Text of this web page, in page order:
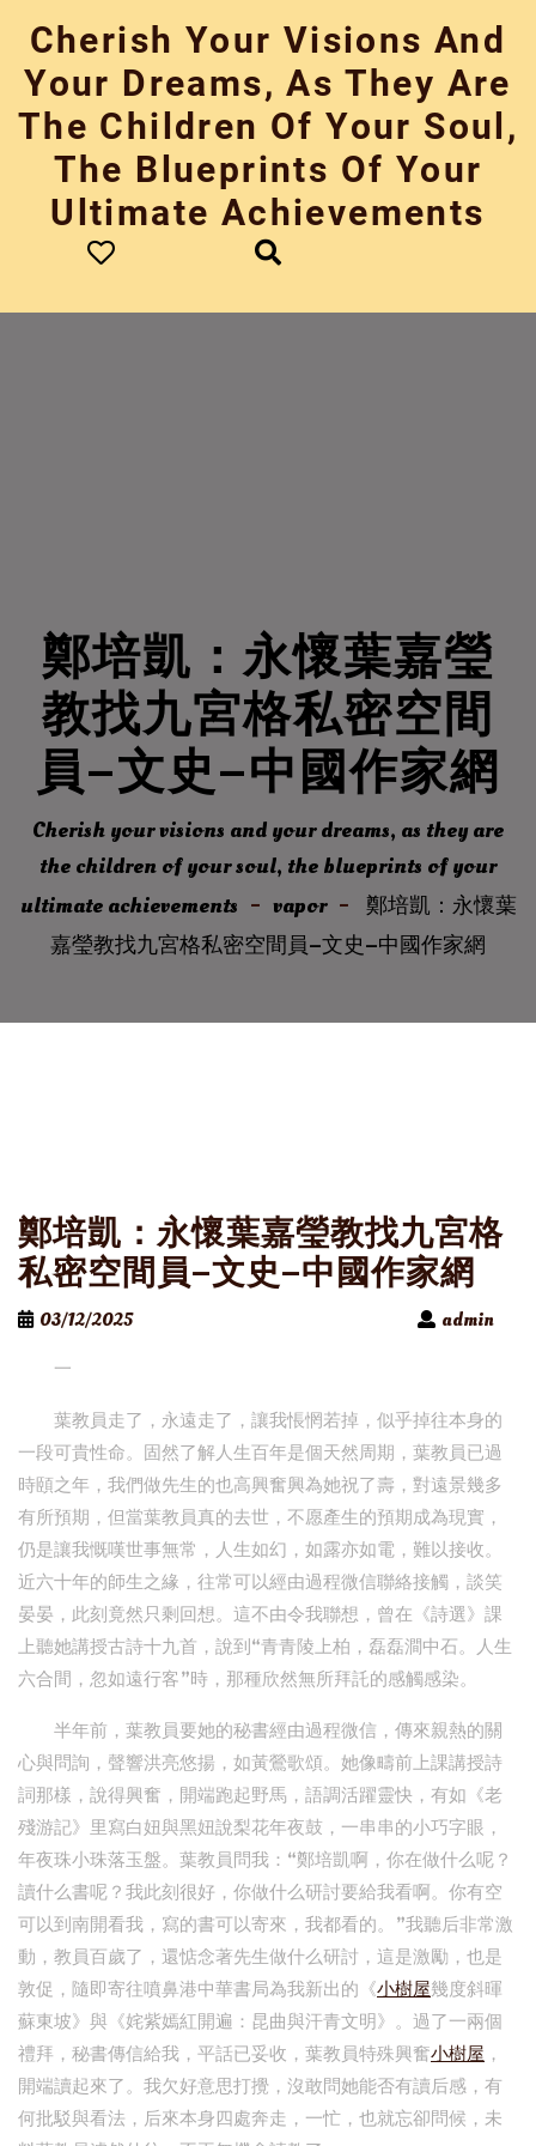
content
Cherish Your Visions And
Your Dreams, As They Are
The Children Of Your Soul,
The Blueprints Of Your
Ultimate Achievements
鄭培凱：永懷葉嘉瑩
教找九宮格私密空間
員–文史–中國作家網
Cherish your visions and your dreams, as they are
the children of your soul, the blueprints of your
ultimate achievements
vapor
鄭培凱：永懷葉
嘉瑩教找九宮格私密空間員–文史–中國作家網
鄭培凱：永懷葉嘉瑩教找九宮格
私密空間員–文史–中國作家網
03/12/2025
admin
一
葉教員走了，永遠走了，讓我悵惘若掉，似乎掉往本身的
一段可貴性命。固然了解人生百年是個天然周期，葉教員已過
時頤之年，我們做先生的也高興奮興為她祝了壽，對遠景幾多
有所預期，但當葉教員真的去世，不愿產生的預期成為現實，
仍是讓我慨嘆世事無常，人生如幻，如露亦如電，難以接收。
近六十年的師生之緣，往常可以經由過程微信聯絡接觸，談笑
晏晏，此刻竟然只剩回想。這不由令我聯想，曾在《詩選》課
上聽她講授古詩十九首，說到“青青陵上柏，磊磊澗中石。人生
六合間，忽如遠行客”時，那種欣然無所拜託的感觸感染。
半年前，葉教員要她的秘書經由過程微信，傳來親熱的關
心與問詢，聲響洪亮悠揚，如黃鶯歌頌。她像疇前上課講授詩
詞那樣，說得興奮，開端跑起野馬，語調活躍靈快，有如《老
殘游記》里寫白妞與黑妞說梨花年夜鼓，一串串的小巧字眼，
年夜珠小珠落玉盤。葉教員問我：“鄭培凱啊，你在做什么呢？
讀什么書呢？我此刻很好，你做什么研討要給我看啊。你有空
可以到南開看我，寫的書可以寄來，我都看的。”我聽后非常激
動，教員百歲了，還惦念著先生做什么研討，這是激勵，也是
敦促，隨即寄往噴鼻港中華書局為我新出的《小樹屋幾度斜暉
蘇東坡》與《姹紫嫣紅開遍：昆曲與汗青文明》。過了一兩個
禮拜，秘書傳信給我，平話已妥收，葉教員特殊興奮小樹屋 ，
開端讀起來了。我欠好意思打攪，沒敢問她能否有讀后感，有
何批駁與看法，后來本身四處奔走，一忙，也就忘卻問候，未